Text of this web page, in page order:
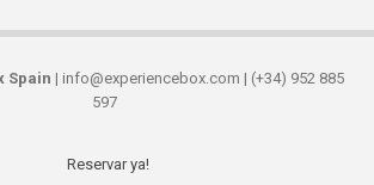
Spain | info@experiencebox.com | (+34) 952 885
597
Reservar ya!